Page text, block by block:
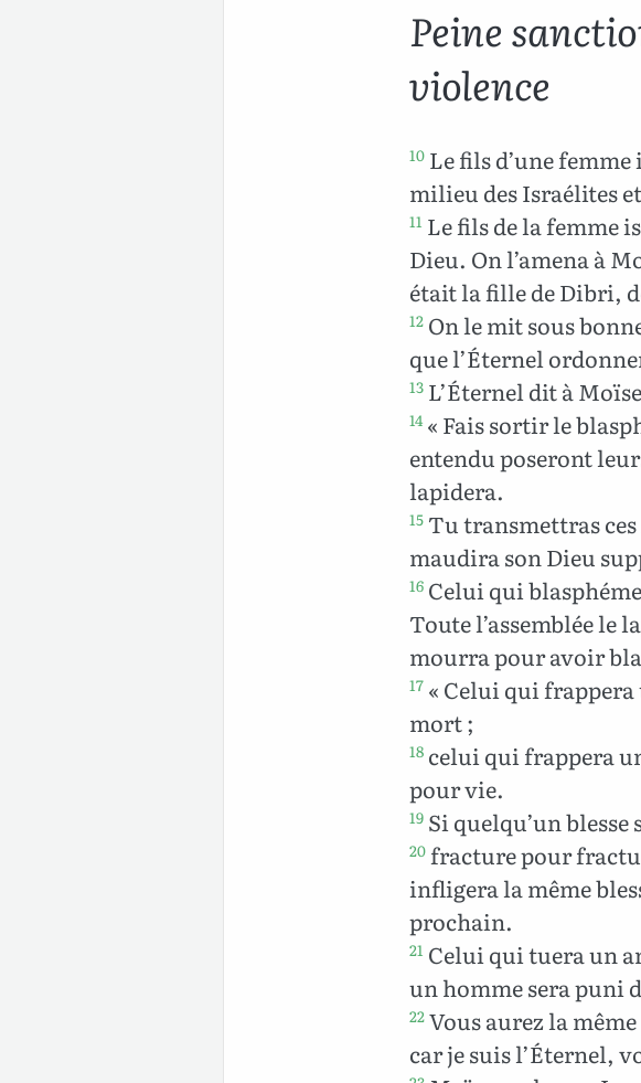
Peine
violence
10 Le fils d’une
milieu des Israélites
11 Le fils de la femme
Dieu. On l’amena à
était la fille de Dibri,
12 On le mit sous
que l’Éternel
13 L’Éternel dit à
14 « Fais sortir le
entendu poseront
lapidera.
15 Tu transmettras
maudira son Dieu
16 Celui qui
Toute l’assemblée le
mourra pour avoir
17 « Celui qui
mort ;
18 celui qui frappera
pour vie.
19 Si quelqu’un
20 fracture pour
infligera la même
prochain.
21 Celui qui tuera un
un homme sera puni
22 Vous aurez la
car je suis l’Éternel,